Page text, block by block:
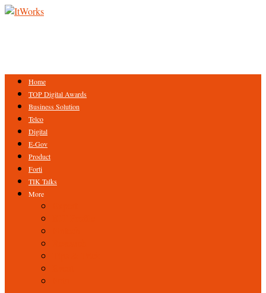
Home
TOP Digital Awards
Business Solution
Telco
Digital
E-Gov
Product
Forti
TIK Talks
More